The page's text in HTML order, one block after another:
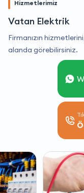
Hizmetlerimiz
Vatan Elektrik
Firmanızın
alanda görebilirsiniz.